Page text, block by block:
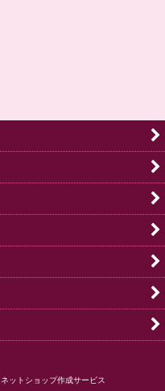
ネットショップ作成サービス